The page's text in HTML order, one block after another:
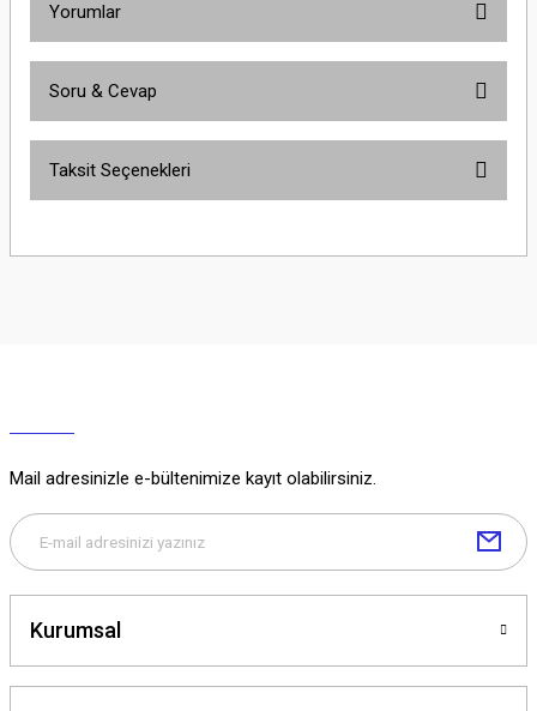
Yorumlar
Soru & Cevap
Soru Sor
Taksit Seçenekleri
Mail adresinizle e-bültenimize kayıt olabilirsiniz.
Kurumsal